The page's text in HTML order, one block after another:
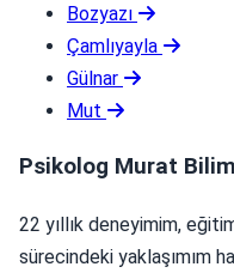
Bozyazı
Çamlıyayla
Gülnar
Mut
Psikolog Murat
22 yıllık deneyimim,
sürecindeki yaklaşımım